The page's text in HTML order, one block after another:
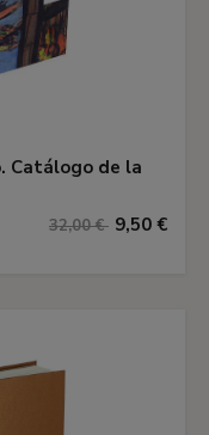
Catálogo de la
32,00 € 9,50 €